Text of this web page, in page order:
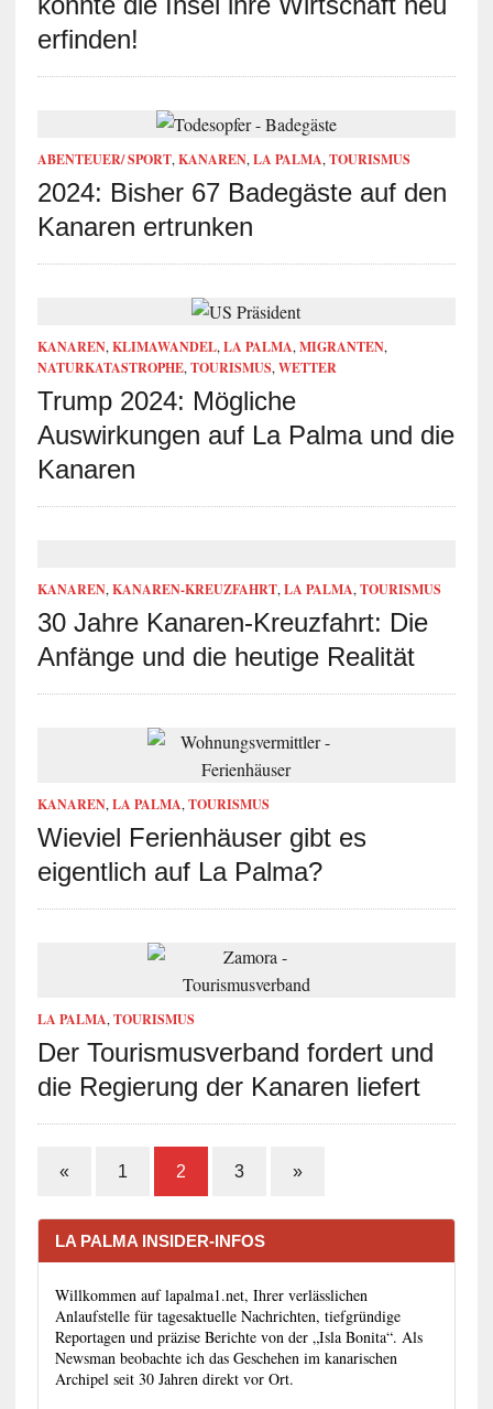
erfinden!
ABENTEUER/ SPORT,KANAREN,LA PALMA,TOURISMUS
2024: Bisher 67 Badegäste auf den
Kanaren ertrunken
KANAREN,KLIMAWANDEL,LA PALMA,MIGRANTEN,
NATURKATASTROPHE,TOURISMUS,WETTER
Trump 2024: Mögliche
Auswirkungen auf La Palma und die
Kanaren
KANAREN,KANAREN-KREUZFAHRT,LA PALMA,TOURISMUS
30 Jahre Kanaren-Kreuzfahrt: Die
Anfänge und die heutige Realität
KANAREN,LA PALMA,TOURISMUS
Wieviel Ferienhäuser gibt es
eigentlich auf La Palma?
LA PALMA,TOURISMUS
Der Tourismusverband fordert und
die Regierung der Kanaren liefert
« 1 2 3 »
LA PALMA INSIDER-INFOS
Willkommen auf lapalma1.net, Ihrer verlässlichen
Anlaufstelle für tagesaktuelle Nachrichten, tiefgründige
Reportagen und präzise Berichte von der „Isla Bonita“. Als
Newsman beobachte ich das Geschehen im kanarischen
Archipel seit 30 Jahren direkt vor Ort.